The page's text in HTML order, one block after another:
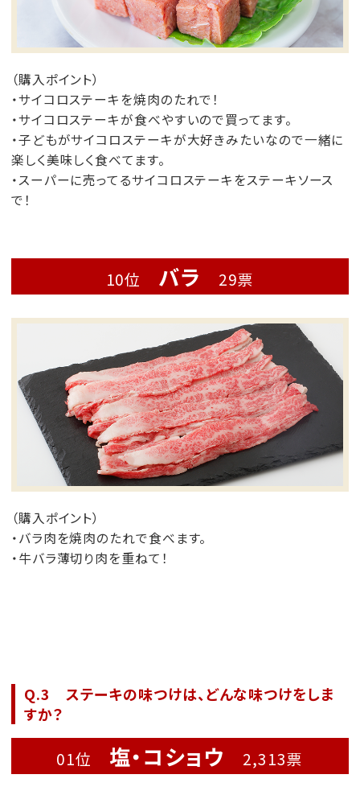
（購入ポイント）
・サイコロステーキを焼肉のたれで！
・サイコロステーキが食べやすいので買ってます。
・子どもがサイコロステーキが大好きみたいなので一緒に
楽しく美味しく食べてます。
・スーパーに売ってるサイコロステーキをステーキソース
で！
10位 バラ 29票
（購入ポイント）
・バラ肉を焼肉のたれで食べます。
・牛バラ薄切り肉を重ねて！
Q.3 ステーキの味つけは、どんな味つけをしま
すか？
01位 塩・コショウ 2,313票